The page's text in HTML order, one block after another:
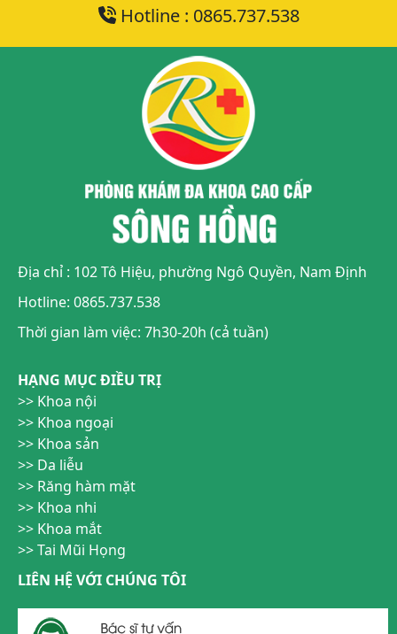
Hotline : 0865.737.538
Địa chỉ : 102 Tô Hiệu, phường Ngô Quyền, Nam Định
Hotline: 0865.737.538
Thời gian làm việc: 7h30-20h (cả tuần)
HẠNG MỤC ĐIỀU TRỊ
Khoa nội
Khoa ngoại
Khoa sản
Da liễu
Răng hàm mặt
Khoa nhi
Khoa mắt
Tai Mũi Họng
LIÊN HỆ VỚI CHÚNG TÔI